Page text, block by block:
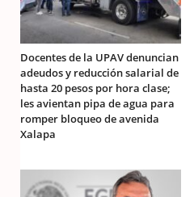
Docentes de la UPAV denuncian
adeudos y reducción salarial de
hasta 20 pesos por hora clase;
les avientan pipa de agua para
romper bloqueo de avenida
Xalapa